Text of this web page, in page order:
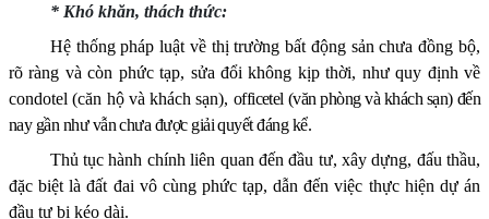
* Khó khăn, thách thức:
Hệ thống pháp luật về thị trường bất động sản chưa đồng bộ,
rõ ràng và còn phức tạp, sửa đổi không kịp thời, như quy định về
condotel (căn hộ và khách sạn), officetel (văn phòng và khách sạn) đến
nay gần như vẫn chưa được giải quyết đáng kể.
Thủ tục hành chính liên quan đến đầu tư, xây dựng, đấu thầu,
đặc biệt là đất đai vô cùng phức tạp, dẫn đến việc thực hiện dự án
đầu tư bị kéo dài.